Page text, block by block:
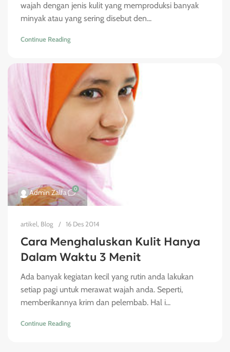
wajah dengan jenis kulit yang memproduksi banyak
minyak atau yang sering disebut den...
Continue Reading
Admin Zalfa 0
artikel, Blog 16 Des 2014
Cara Menghaluskan Kulit Hanya
Dalam Waktu 3 Menit
Ada banyak kegiatan kecil yang rutin anda lakukan
setiap pagi untuk merawat wajah anda. Seperti,
memberikannya krim dan pelembab. Hal i...
Continue Reading